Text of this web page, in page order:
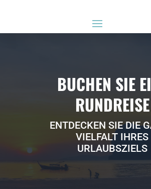
BUCHEN SIE
RUNDREISE
ENTDECKEN SIE DIE
VIELFALT IHRES
URLAUBSZIELS